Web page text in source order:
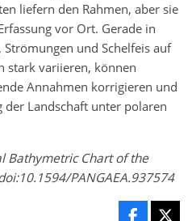
liefern den Rahmen, aber sie
vor Ort. Gerade in
und Schelfeis auf
stark variieren, können
Annahmen korrigieren und
der Landschaft unter polaren
Bathymetric Chart of the
PANGAEA.937574